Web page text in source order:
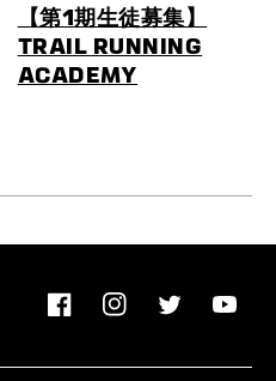
【第1期生徒募集】
TRAIL RUNNING
ACADEMY
FacebookInstagramTwitter